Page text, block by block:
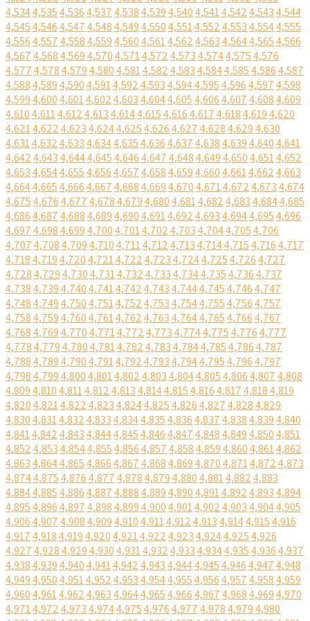
4,5344,5354,5364,5374,5384,5394,5404,5414,5424,5434,544
4,5454,5464,5474,5484,5494,5504,5514,5524,5534,5544,555
4,5564,5574,5584,5594,5604,5614,5624,5634,5644,5654,566
4,5674,5684,5694,5704,5714,5724,5734,5744,5754,576
4,5774,5784,5794,5804,5814,5824,5834,5844,5854,5864,587
4,5884,5894,5904,5914,5924,5934,5944,5954,5964,5974,598
4,5994,6004,6014,6024,6034,6044,6054,6064,6074,6084,609
4,6104,6114,6124,6134,6144,6154,6164,6174,6184,6194,620
4,6214,6224,6234,6244,6254,6264,6274,6284,6294,630
4,6314,6324,6334,6344,6354,6364,6374,6384,6394,6404,641
4,6424,6434,6444,6454,6464,6474,6484,6494,6504,6514,652
4,6534,6544,6554,6564,6574,6584,6594,6604,6614,6624,663
4,6644,6654,6664,6674,6684,6694,6704,6714,6724,6734,674
4,6754,6764,6774,6784,6794,6804,6814,6824,6834,6844,685
4,6864,6874,6884,6894,6904,6914,6924,6934,6944,6954,696
4,6974,6984,6994,7004,7014,7024,7034,7044,7054,706
4,7074,7084,7094,7104,7114,7124,7134,7144,7154,7164,717
4,7184,7194,7204,7214,7224,7234,7244,7254,7264,727
4,7284,7294,7304,7314,7324,7334,7344,7354,7364,737
4,7384,7394,7404,7414,7424,7434,7444,7454,7464,747
4,7484,7494,7504,7514,7524,7534,7544,7554,7564,757
4,7584,7594,7604,7614,7624,7634,7644,7654,7664,767
4,7684,7694,7704,7714,7724,7734,7744,7754,7764,777
4,7784,7794,7804,7814,7824,7834,7844,7854,7864,787
4,7884,7894,7904,7914,7924,7934,7944,7954,7964,797
4,7984,7994,8004,8014,8024,8034,8044,8054,8064,8074,808
4,8094,8104,8114,8124,8134,8144,8154,8164,8174,8184,819
4,8204,8214,8224,8234,8244,8254,8264,8274,8284,829
4,8304,8314,8324,8334,8344,8354,8364,8374,8384,8394,840
4,8414,8424,8434,8444,8454,8464,8474,8484,8494,8504,851
4,8524,8534,8544,8554,8564,8574,8584,8594,8604,8614,862
4,8634,8644,8654,8664,8674,8684,8694,8704,8714,8724,873
4,8744,8754,8764,8774,8784,8794,8804,8814,8824,883
4,8844,8854,8864,8874,8884,8894,8904,8914,8924,8934,894
4,8954,8964,8974,8984,8994,9004,9014,9024,9034,9044,905
4,9064,9074,9084,9094,9104,9114,9124,9134,9144,9154,916
4,9174,9184,9194,9204,9214,9224,9234,9244,9254,926
4,9274,9284,9294,9304,9314,9324,9334,9344,9354,9364,937
4,9384,9394,9404,9414,9424,9434,9444,9454,9464,9474,948
4,9494,9504,9514,9524,9534,9544,9554,9564,9574,9584,959
4,9604,9614,9624,9634,9644,9654,9664,9674,9684,9694,970
4,9714,9724,9734,9744,9754,9764,9774,9784,9794,980